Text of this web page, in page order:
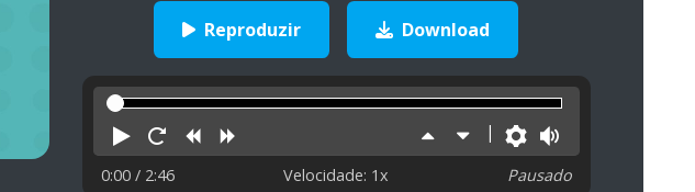
Reproduzir Download
Reproduzir
ReiniciarRetroceder
Aumentar
velocidade
Diminuir
velocidade
Preferências
0:00/ 2:46 Velocidade: 1x Pausado